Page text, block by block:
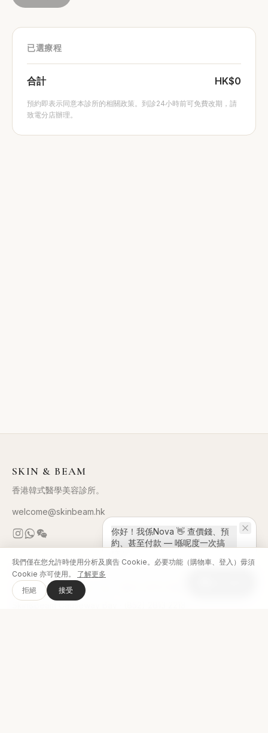
已選療程
合計 HK$0
預約即表示同意本診所的相關政策。到診24小時前可免費改期，請
致電分店辦理。
SKIN & BEAM
香港韓式醫學美容診所。
welcome@skinbeam.hk
分店
Skin&Beam Tsim Sha Tsui
你好！我係Nova 👋 查價錢、預
約、甚至付款 — 喺呢度一次搞
我們僅在您允許時使用分析及廣告 Cookie。必要功能（購物車、登入）毋須
Cookie 亦可使用。
了解更多
拒絕
接受